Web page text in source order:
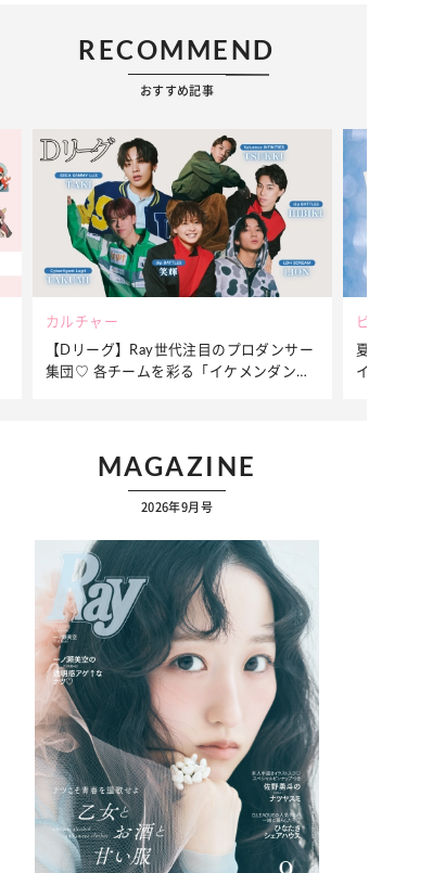
RECOMMEND
おすすめ記事
ビューティー
夏だからこそ“水分”が大切！くずれないメ
イクをつくる【保湿ケア】アイテム3選
ファッション
簡単アレン
ぷりの【そ
MAGAZINE
2026年9月号